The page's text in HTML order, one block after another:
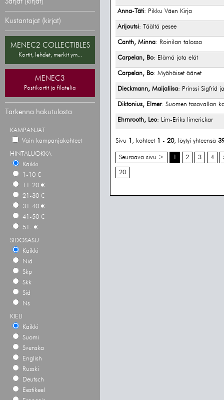
Kustantajat (kirjat)
MENEC2 COLLECTIBLES
Kortit, lehdet, merkit ym...
MENEC3
Postikortit ja filatelia
Tarkenna hakutulosta
KAMPANJAT
Vain kampanjakohteet
HINTALUOKKA
Kaikki
1-10 €
11-20 €
21-30 €
31-40 €
41-50 €
51- €
SIDOSASU
Kaikki
Nid
Skp
Skk
Sid
Ns
KIELI
Kaikki
Suomi
Svenska
English
Russki
Deutsch
Eestikeel
Anna-Täti: Pikku Väen Kirja
Arijoutsi: Täältä pesee
Canth, Minna: Roinilan talossa
Carpelan, Bo: Elämä jota elät
Carpelan, Bo: Myöhäiset äänet
Dieckmann, Maijaliisa: Prinssi Sigfrid
Diktonius, Elmer: Suomen tasavallan
Ehrnrooth, Leo: Lim-Eriks limerickar
Sivu 1 , kohteet 1 - 20, löytyi yhteensä
Seuraava sivu > 1 2 3 4
20